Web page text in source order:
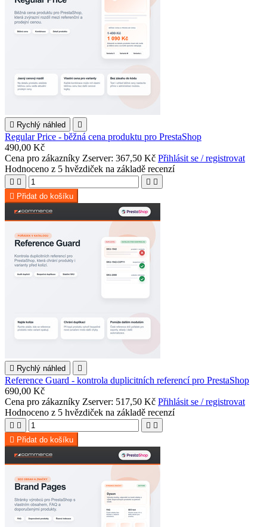
 Rychlý náhled 
Regular Price - běžná cena produktu pro PrestaShop
490,00 Kč
Cena pro zákazníky Zserver: 367,50 Kč Přihlásit se / registrovat
Hodnoceno z 5 hvězdiček na základě recenzí
   
 Přidat do košíku
 Rychlý náhled 
Reference Guard - kontrola duplicitních referencí pro PrestaShop
690,00 Kč
Cena pro zákazníky Zserver: 517,50 Kč Přihlásit se / registrovat
Hodnoceno z 5 hvězdiček na základě recenzí
   
 Přidat do košíku